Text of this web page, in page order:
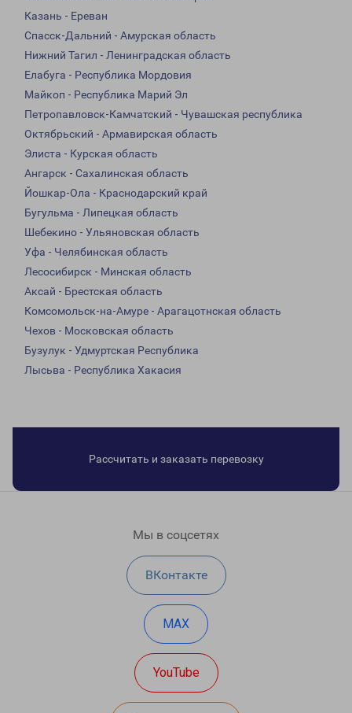
Казань - Ереван
Спасск-Дальний - Амурская область
Нижний Тагил - Ленинградская область
Елабуга - Республика Мордовия
Майкоп - Республика Марий Эл
Петропавловск-Камчатский - Чувашская республика
Октябрьский - Армавирская область
Элиста - Курская область
Ангарск - Сахалинская область
Йошкар-Ола - Краснодарский край
Бугульма - Липецкая область
Шебекино - Ульяновская область
Уфа - Челябинская область
Лесосибирск - Минская область
Аксай - Брестская область
Комсомольск-на-Амуре - Арагацотнская область
Чехов - Московская область
Бузулук - Удмуртская Республика
Лысьва - Республика Хакасия
Рассчитать и заказать перевозку
Мы в соцсетях
ВКонтакте
MAX
YouTube